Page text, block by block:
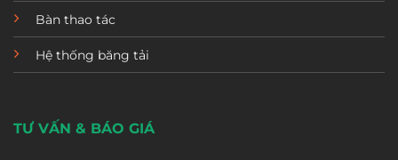
Bàn thao tác
Hệ thống băng tải
TƯ VẤN & BÁO GIÁ